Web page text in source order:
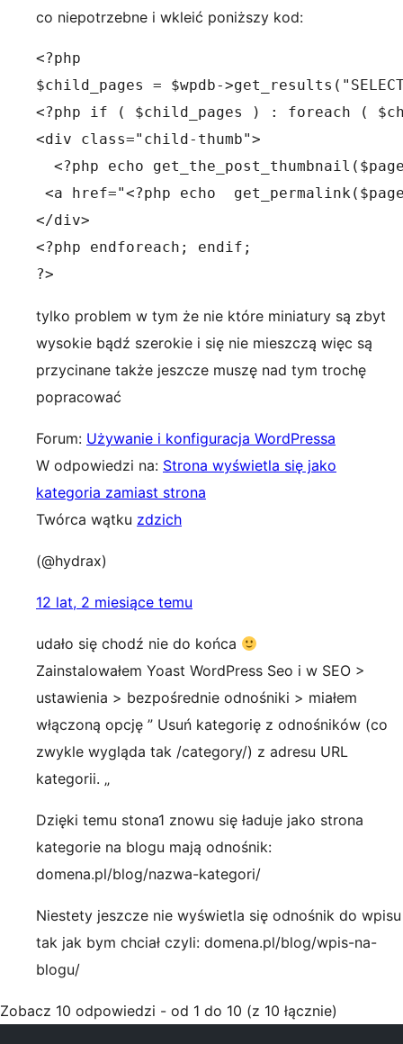
co niepotrzebne i wkleić poniższy kod:
<?php
$child_pages = $wpdb-
<?php if ( $child_pages ) : foreach (
<div class="child-thumb">
<?php echo
<a href="<?php echo
</div>
<?php endforeach; endif;
?>
tylko problem w tym że nie które miniatury są zbyt
wysokie bądź szerokie i się nie mieszczą więc są
przycinane także jeszcze muszę nad tym trochę
popracować
Forum: Używanie i konfiguracja WordPressa
W odpowiedzi na: Strona wyświetla się jako
kategoria zamiast strona
Twórca wątku zdzich
(@hydrax)
12 lat, 2 miesiące temu
udało się chodź nie do końca
Zainstalowałem Yoast WordPress Seo i w SEO >
ustawienia > bezpośrednie odnośniki > miałem
włączoną opcję ” Usuń kategorię z odnośników (co
zwykle wygląda tak /category/) z adresu URL
kategorii. „
Dzięki temu stona1 znowu się ładuje jako strona
kategorie na blogu mają odnośnik:
domena.pl/blog/nazwa-kategori/
Niestety jeszcze nie wyświetla się odnośnik do wpisu
tak jak bym chciał czyli: domena.pl/blog/wpis-na-
blogu/
Zobacz 10 odpowiedzi - od 1 do 10 (z 10 łącznie)